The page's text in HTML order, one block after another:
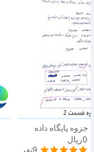
جزوه پایگاه داده
0ریال
9نفر